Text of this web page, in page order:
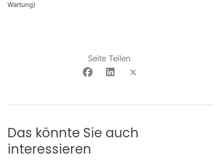
Wartung)
Seite Teilen
Das könnte Sie auch
interessieren